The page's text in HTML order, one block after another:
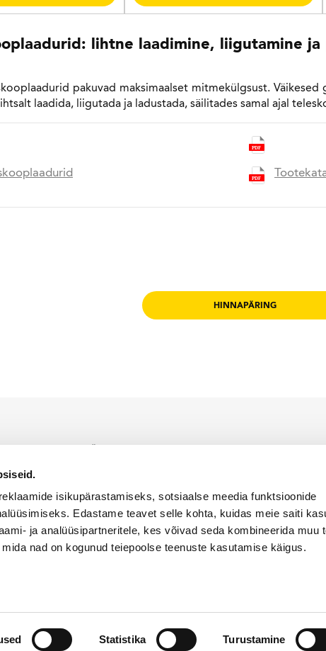
isikupärastamiseks, sotsiaalse meedia funktsioonide
Edastame teavet selle kohta, kuidas meie saiti
ja analüüsipartneritele, kes võivad seda kombineerida muu
nad on kogunud teiepoolse teenuste kasutamise käigus.
Statistika Turustamine
lihtne laadimine, liigutamine ja
pakuvad maksimaalset mitmekülgsust.
laadida, liigutada ja ladustada, säilitades samal ajal
HINNAPÄRING
KÜPSISTE KASUTAMISE POLIITIKA PRIVAATSUSPOLIITIKA